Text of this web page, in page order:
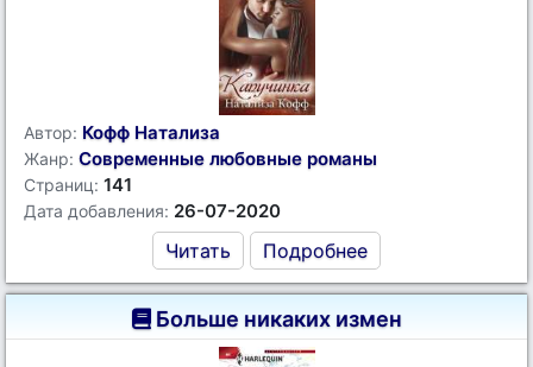
Автор: Кофф Натализа
Жанр: Современные любовные романы
Страниц: 141
Дата добавления: 26-07-2020
Читать Подробнее
Больше никаких измен